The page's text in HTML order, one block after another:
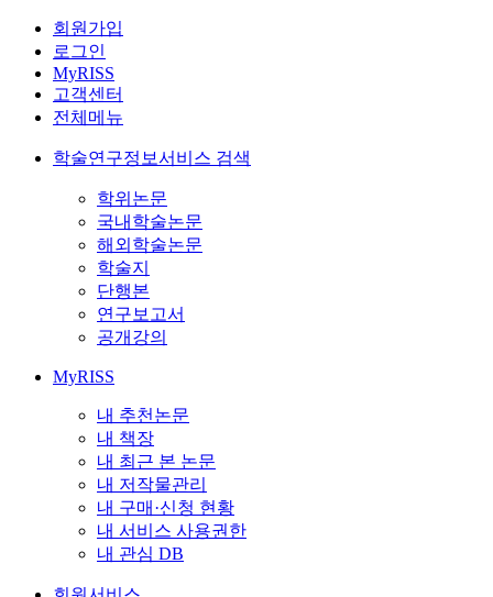
회원가입
로그인
MyRISS
고객센터
전체메뉴
학술연구정보서비스 검색
학위논문
국내학술논문
해외학술논문
학술지
단행본
연구보고서
공개강의
MyRISS
내 추천논문
내 책장
내 최근 본 논문
내 저작물관리
내 구매·신청 현황
내 서비스 사용권한
내 관심 DB